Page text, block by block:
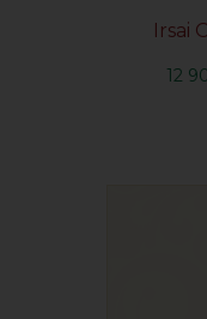
Irsai
12